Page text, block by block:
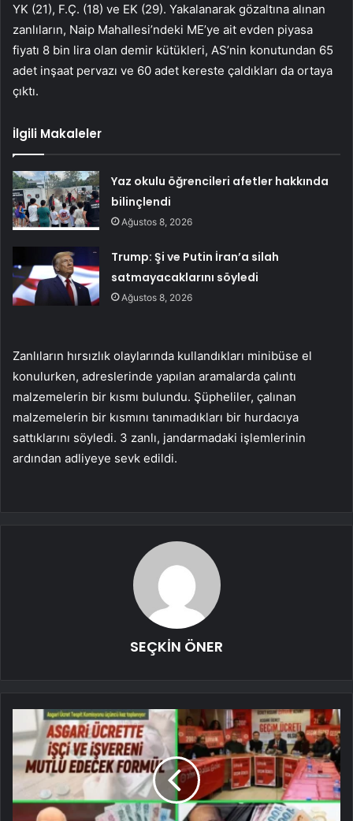
YK (21), F.Ç. (18) ve EK (29). Yakalanarak gözaltına alınan
zanlıların, Naip Mahallesi’ndeki ME’ye ait evden piyasa
fiyatı 8 bin lira olan demir kütükleri, AS’nin konutundan 65
adet inşaat pervazı ve 60 adet kereste çaldıkları da ortaya
çıktı.
İlgili Makaleler
Yaz okulu öğrencileri afetler hakkında
bilinçlendi
Ağustos 8, 2026
Trump: Şi ve Putin İran’a silah
satmayacaklarını söyledi
Ağustos 8, 2026
Zanlıların hırsızlık olaylarında kullandıkları minibüse el
konulurken, adreslerinde yapılan aramalarda çalıntı
malzemelerin bir kısmı bulundu. Şüpheliler, çalınan
malzemelerin bir kısmını tanımadıkları bir hurdacıya
sattıklarını söyledi. 3 zanlı, jandarmadaki işlemlerinin
ardından adliyeye sevk edildi.
SEÇKİN ÖNER